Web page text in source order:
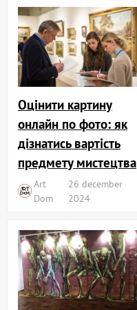
Оцінити картину
онлайн по фото: як
дізнатись вартість
предмету мистецтва
Art
Dom
26 december
2024